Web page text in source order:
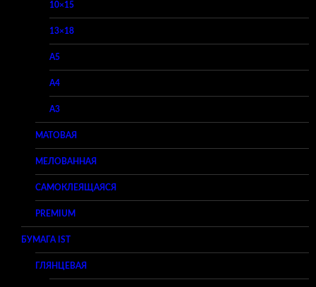
10×15
13×18
A5
A4
A3
МАТОВАЯ
МЕЛОВАННАЯ
САМОКЛЕЯЩАЯСЯ
PREMIUM
БУМАГА IST
ГЛЯНЦЕВАЯ